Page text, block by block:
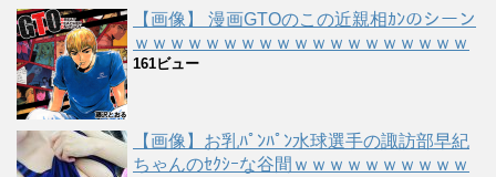
【画像】 漫画GTOのこの近親相ｶﾝのシーン
ｗｗｗｗｗｗｗｗｗｗｗｗｗｗｗｗｗｗｗ
161ビュー
【画像】お乳ﾊﾟﾝﾊﾟﾝ水球選手の諏訪部早紀
ちゃんのｾｸｼｰな谷間ｗｗｗｗｗｗｗｗｗｗ